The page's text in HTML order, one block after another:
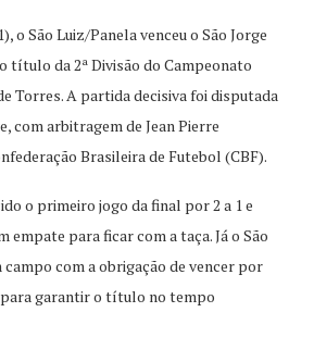
o São Luiz/Panela venceu o São Jorge
título da 2ª Divisão do Campeonato
Torres. A partida decisiva foi disputada
com arbitragem de Jean Pierre
Brasileira de Futebol (CBF).
o primeiro jogo da final por 2 a 1 e
empate para ficar com a taça. Já o São
com a obrigação de vencer por
garantir o título no tempo